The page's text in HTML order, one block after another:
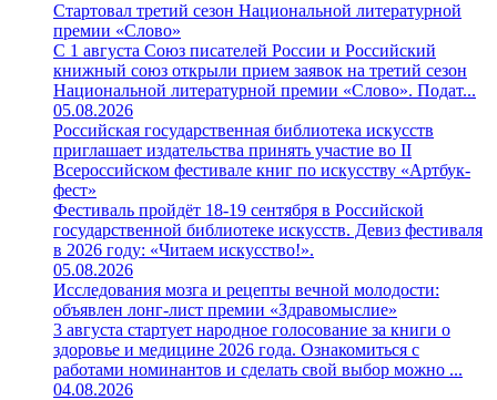
Стартовал третий сезон Национальной литературной
премии «Слово»
С 1 августа Союз писателей России и Российский
книжный союз открыли прием заявок на третий сезон
Национальной литературной премии «Слово». Подат...
05.08.2026
Российская государственная библиотека искусств
приглашает издательства принять участие во II
Всероссийском фестивале книг по искусству «Артбук-
фест»
Фестиваль пройдёт 18-19 сентября в Российской
государственной библиотеке искусств. Девиз фестиваля
в 2026 году: «Читаем искусство!».
05.08.2026
Исследования мозга и рецепты вечной молодости:
объявлен лонг-лист премии «Здравомыслие»
3 августа стартует народное голосование за книги о
здоровье и медицине 2026 года. Ознакомиться с
работами номинантов и сделать свой выбор можно ...
04.08.2026